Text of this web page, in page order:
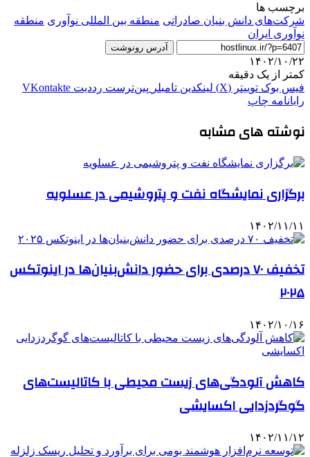
برچسب ها
شرکت‌های دانش بنیان صادراتی منطقه بین المللی نوآوری منطقه
نوآوری ایران
آدرس رونوشت
۱۴۰۲/۱۰/۲۲
کمتر از یک دقیقه
فیس بوک توییتر (X) لینکدین ‫تامبلر ‫پین‌ترست ‫رددیت ‫VKontakte
رایانامه چاپ
نوشته های مشابه
برگزاری نمایشگاه نفت و پتروشیمی در عسلویه
۱۴۰۲/۱۱/۱۱
تخفیف ۷۰ درصدی برای حضور دانش‌بنیان‌ها در اینوتکس
۲۰۲۵
۱۴۰۲/۱۰/۱۶
کاهش آلودگی‌های زیست محیطی با کاتالیست‌های
گوگردزدایی اکسایشی
۱۴۰۲/۱۱/۱۲